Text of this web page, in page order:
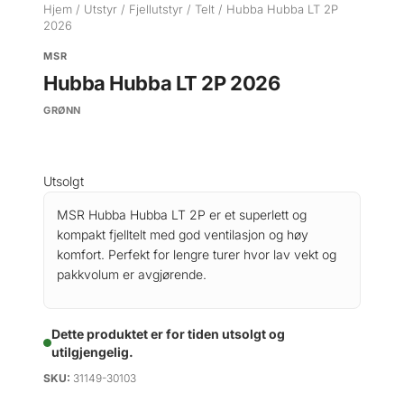
Hjem / Utstyr / Fjellutstyr / Telt / Hubba Hubba LT 2P
2026
MSR
Hubba Hubba LT 2P 2026
GRØNN
Utsolgt
MSR Hubba Hubba LT 2P er et superlett og
kompakt fjelltelt med god ventilasjon og høy
komfort. Perfekt for lengre turer hvor lav vekt og
pakkvolum er avgjørende.
Dette produktet er for tiden utsolgt og
utilgjengelig.
SKU: 31149-30103